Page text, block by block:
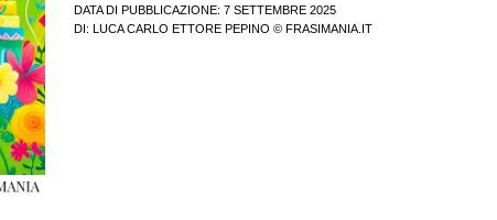
DATA DI PUBBLICAZIONE: 7 SETTEMBRE 2025
DI:
LUCA CARLO ETTORE PEPINO © FRASIMANIA.IT